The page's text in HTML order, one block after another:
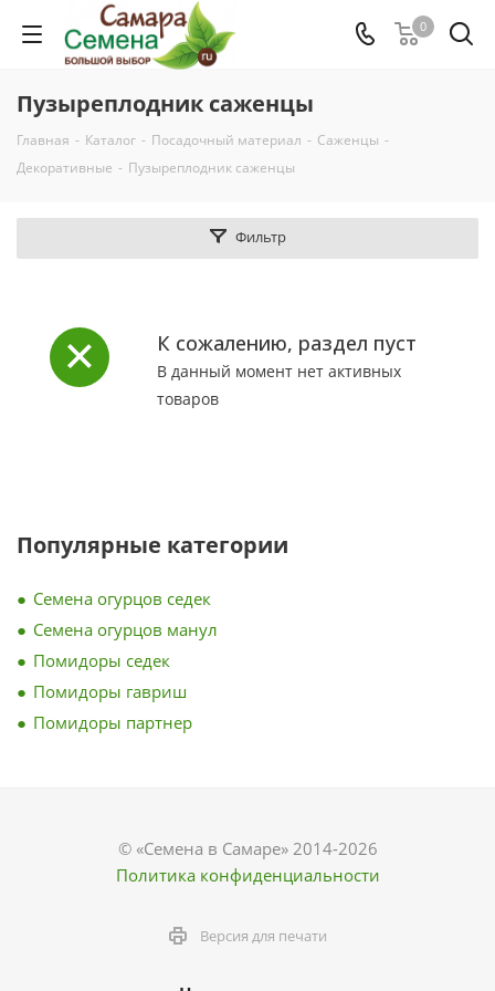
0
Пузыреплодник саженцы
Главная - Каталог - Посадочный материал - Саженцы -
Декоративные - Пузыреплодник саженцы
Фильтр
К сожалению, раздел пуст
В данный момент нет активных
товаров
Популярные категории
Семена огурцов седек
Семена огурцов манул
Помидоры седек
Помидоры гавриш
Помидоры партнер
© «Семена в Самаре» 2014-2026
Политика конфиденциальности
Версия для печати